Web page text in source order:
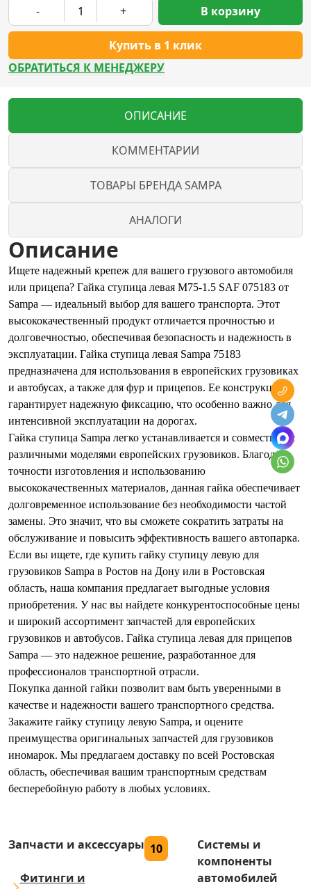
- +
Купить в 1 клик
В корзину
ОБРАТИТЬСЯ К МЕНЕДЖЕРУ
ОПИСАНИЕ
КОММЕНТАРИИ
ТОВАРЫ БРЕНДА SAMPA
АНАЛОГИ
Описание
Ищете надежный крепеж для вашего грузового автомобиля
или прицепа? Гайка ступица левая M75-1.5 SAF 075183 от
Sampa — идеальный выбор для вашего транспорта. Этот
высококачественный продукт отличается прочностью и
долговечностью, обеспечивая безопасность и надежность в
эксплуатации. Гайка ступица левая Sampa 75183
предназначена для использования в европейских грузовиках
и автобусах, а также для фур и прицепов. Ее конструкция
гарантирует надежную фиксацию, что особенно важно для
интенсивной эксплуатации на дорогах.
Гайка ступица Sampa легко устанавливается и совместима с
различными моделями европейских грузовиков. Благодаря
точности изготовления и использованию
высококачественных материалов, данная гайка обеспечивает
долговременное использование без необходимости частой
замены. Это значит, что вы сможете сократить затраты на
обслуживание и повысить эффективность вашего автопарка.
Если вы ищете, где купить гайку ступицу левую для
грузовиков Sampa в Ростов на Дону или в Ростовская
область, наша компания предлагает выгодные условия
приобретения. У нас вы найдете конкурентоспособные цены
и широкий ассортимент запчастей для европейских
грузовиков и автобусов. Гайка ступица левая для прицепов
Sampa — это надежное решение, разработанное для
профессионалов транспортной отрасли.
Покупка данной гайки позволит вам быть уверенными в
качестве и надежности вашего транспортного средства.
Закажите гайку ступицу левую Sampa, и оцените
преимущества оригинальных запчастей для грузовиков
иномарок. Мы предлагаем доставку по всей Ростовская
область, обеспечивая вашим транспортным средствам
бесперебойную работу в любых условиях.
Запчасти и аксессуары 10
Фитинги и
Системы и
компоненты
автомобилей